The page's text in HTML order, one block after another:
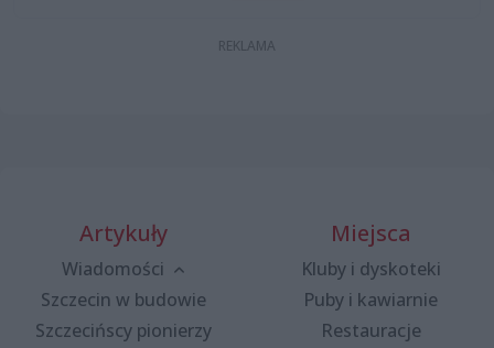
Artykuły
Wiadomości
Szczecin w budowie
Szczecińscy pionierzy
Miejsca
Kluby i dyskoteki
Puby i kawiarnie
Restauracje